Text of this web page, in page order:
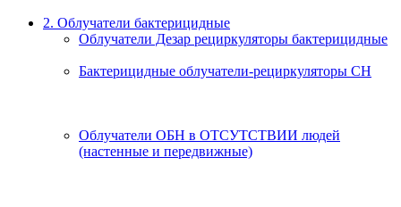
2. Облучатели бактерицидные
Облучатели Дезар рециркуляторы бактерицидные
Бактерицидные облучатели-рециркуляторы СН
Облучатели ОБН в ОТСУТСТВИИ людей
(настенные и передвижные)